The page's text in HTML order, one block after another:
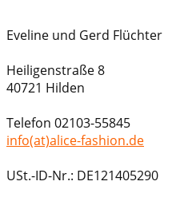
Eveline und Gerd Flüchter
Heiligenstraße 8
40721 Hilden
Telefon 02103-55845
info(at)alice-fashion.de
USt.-ID-Nr.: DE121405290